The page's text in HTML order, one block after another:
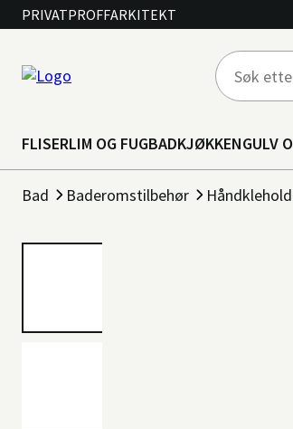
PRIVATPROFFARKITEKT
FLISERLIM OG FUGBADKJØKKENGULV
Bad Baderomstilbehør